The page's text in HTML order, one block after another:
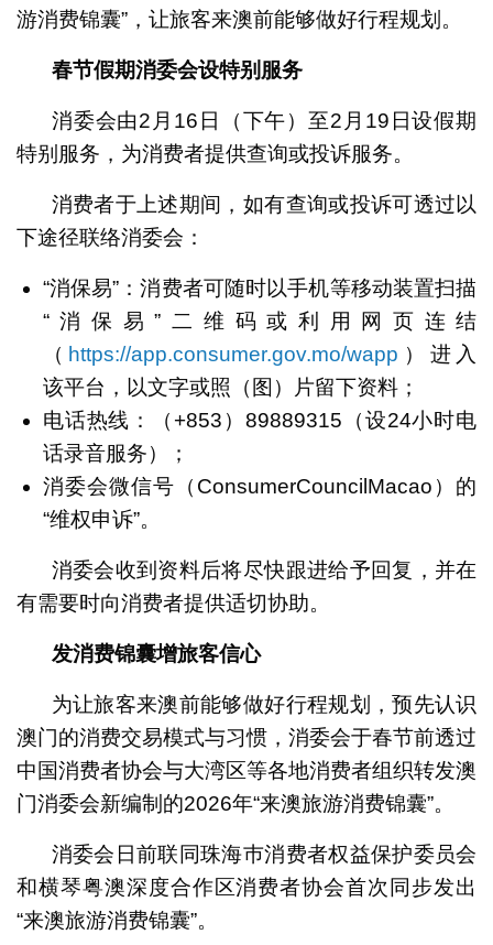
游消费锦囊”，让旅客来澳前能够做好行程规划。
春节假期消委会设特别服务
消委会由2月16日（下午）至2月19日设假期
特别服务，为消费者提供查询或投诉服务。
消费者于上述期间，如有查询或投诉可透过以
下途径联络消委会：
“消保易”：消费者可随时以手机等移动装置扫描
“消保易”二维码或利用网页连结
（ https://app.consumer.gov.mo/wapp ）进入
该平台，以文字或照（图）片留下资料；
电话热线：（+853）89889315（设24小时电
话录音服务）；
消委会微信号（ConsumerCouncilMacao）的
“维权申诉”。
消委会收到资料后将尽快跟进给予回复，并在
有需要时向消费者提供适切协助。
发消费锦囊增旅客信心
为让旅客来澳前能够做好行程规划，预先认识
澳门的消费交易模式与习惯，消委会于春节前透过
中国消费者协会与大湾区等各地消费者组织转发澳
门消委会新编制的2026年“来澳旅游消费锦囊”。
消委会日前联同珠海巿消费者权益保护委员会
和横琴粤澳深度合作区消费者协会首次同步发出
“来澳旅游消费锦囊”。